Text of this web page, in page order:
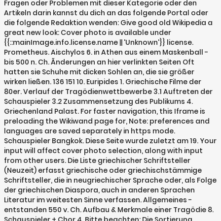
Fragen oder Problemen mit dieser Kategorie oder den
Artikeln darin kannst du dich an das folgende Portal oder
die folgende Redaktion wenden: Give good old Wikipedia a
great new look: Cover photo is available under
{{::mainImage.info.license.name || 'Unknown'}} license.
Prometheus. Aischylos 6. in Athen aus einem Maskenball -
bis 500 n. Ch. Ãnderungen an hier verlinkten Seiten Oft
hatten sie Schuhe mit dicken Sohlen an, die sie größer
wirken ließen. 136 151 10. Euripides 1. Griechische Filme der
80er. Verlauf der Tragödienwettbewerbe 3.1 Auftreten der
Schauspieler 3.2 Zusammensetzung des Publikums 4.
Griechenland Palast. For faster navigation, this Iframe is
preloading the Wikiwand page for, Note: preferences and
languages are saved separately in https mode.
Schauspieler Bangkok. Diese Seite wurde zuletzt am 19. Your
input will affect cover photo selection, along with input
from other users. Die Liste griechischer Schriftsteller
(Neuzeit) erfasst griechische oder griechischstämmige
Schriftsteller, die in neugriechischer Sprache oder, als Folge
der griechischen Diaspora, auch in anderen Sprachen
Literatur im weitesten Sinne verfassen. Allgemeines -
entstanden 550 v. Ch. Aufbau & Merkmale einer Tragödie 8.